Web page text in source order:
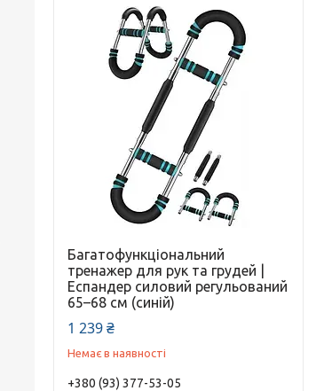
Багатофункціональний
тренажер для рук та грудей |
Еспандер силовий регульований
65–68 см (синій)
1 239 ₴
Немає в наявності
+380 (93) 377-53-05